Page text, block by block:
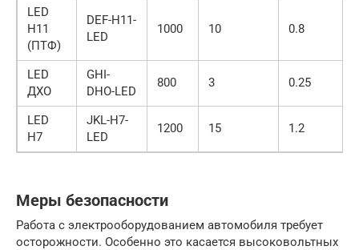
LED
H11
(ПТФ)
DEF-H11-
LED
1000 10 0.8
LED
ДХО
GHI-
DHO-LED
800 3 0.25
LED
H7
JKL-H7-
LED
1200 15 1.2
Меры безопасности
Работа с электрооборудованием автомобиля требует
осторожности. Особенно это касается высоковольтных